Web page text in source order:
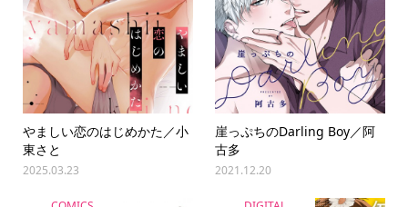
やましい恋のはじめかた／小
東さと
2025.03.23
崖っぷちのDarling Boy／阿
古多
2021.12.20